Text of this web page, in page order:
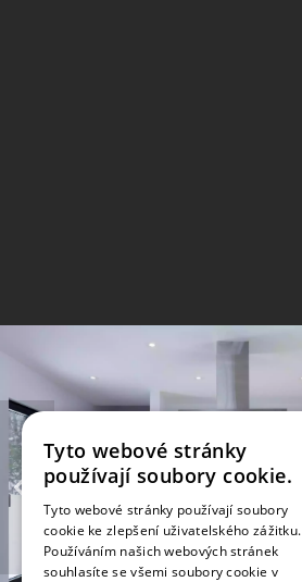
Tyto webové stránky
používají soubory cookie.
Tyto webové stránky používají soubory
cookie ke zlepšení uživatelského zážitku.
Používáním našich webových stránek
souhlasíte se všemi soubory cookie v